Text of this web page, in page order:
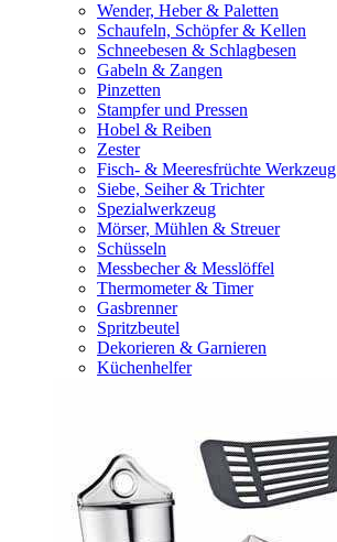
Wender, Heber & Paletten
Schaufeln, Schöpfer & Kellen
Schneebesen & Schlagbesen
Gabeln & Zangen
Pinzetten
Stampfer und Pressen
Hobel & Reiben
Zester
Fisch- & Meeresfrüchte Werkzeug
Siebe, Seiher & Trichter
Spezialwerkzeug
Mörser, Mühlen & Streuer
Schüsseln
Messbecher & Messlöffel
Thermometer & Timer
Gasbrenner
Spritzbeutel
Dekorieren & Garnieren
Küchenhelfer